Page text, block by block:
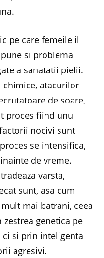
pe care femeile il
si problema
a sanatatii pielii.
chimice, atacurilor
de soare,
proces fiind unul
nocivi sunt
se intensifica,
de vreme.
varsta,
sunt, asa cum
mai batrani, ceea
genetica pe
si prin inteligenta
agresivi.